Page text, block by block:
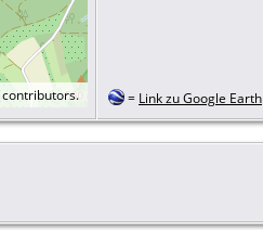
contributors. = Link zu Google Earth